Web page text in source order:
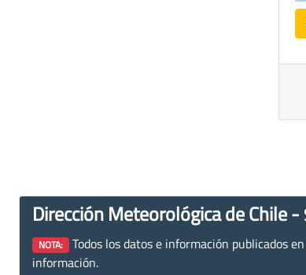
Dirección Meteorológica de Chile -
NOTA: Todos los datos e información publicados
información.